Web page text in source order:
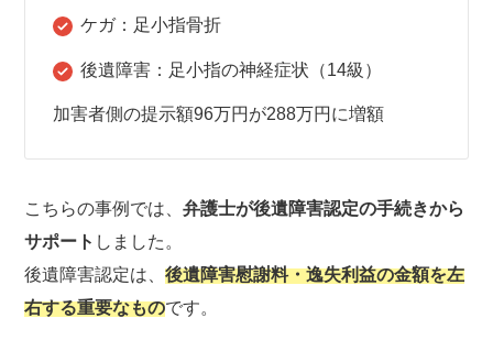
ケガ：足小指骨折
後遺障害：足小指の神経症状（14級）
加害者側の提示額96万円が288万円に増額
こちらの事例では、弁護士が後遺障害認定の手続きから
サポート しました。
後遺障害認定は、後遺障害慰謝料・逸失利益の金額を左
右する重要なものです。